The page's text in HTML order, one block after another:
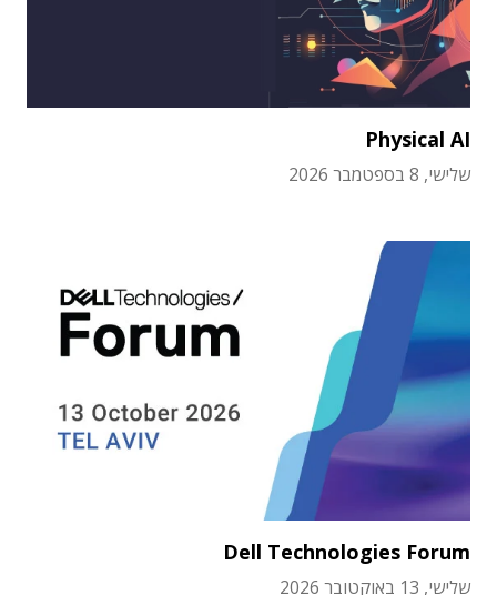
Physical AI
שלישי, 8 בספטמבר 2026
Dell Technologies Forum
שלישי, 13 באוקטובר 2026